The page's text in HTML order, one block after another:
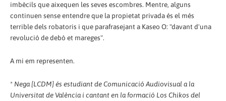
imbècils que aixequen les seves escombres. Mentre, alguns
continuen sense entendre que la propietat privada és el més
terrible dels robatoris i que parafrasejant a Kaseo O: "davant d'una
revolució de debò et mareges".
A mi em representen.
* Nega [LCDM] és estudiant de Comunicació Audiovisual a la
Universitat de València i cantant en la formació Los Chikos del